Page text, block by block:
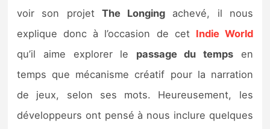
Bons plans
Guides
voir son projet The Longing achevé, il nous
explique donc à l’occasion de cet Indie World
qu’il aime explorer le passage du temps en
temps que mécanisme créatif pour la narration
de jeux, selon ses mots. Heureusement, les
développeurs ont pensé à nous inclure quelques